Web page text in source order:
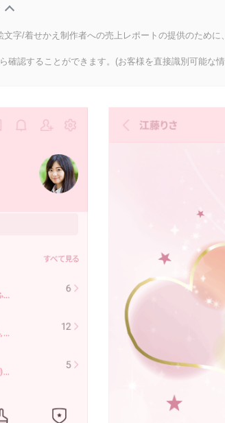
字/着せかえ制作者への売上レポートの提供のために
確認することができます。(お客様を直接識別可能な